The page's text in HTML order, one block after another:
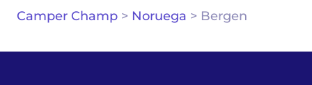
Camper Champ > Noruega > Bergen